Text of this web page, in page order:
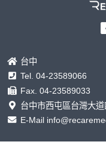
台中
Tel. 04-23589066
Fax. 04-23589033
台中市西屯區台灣大
E-Mail